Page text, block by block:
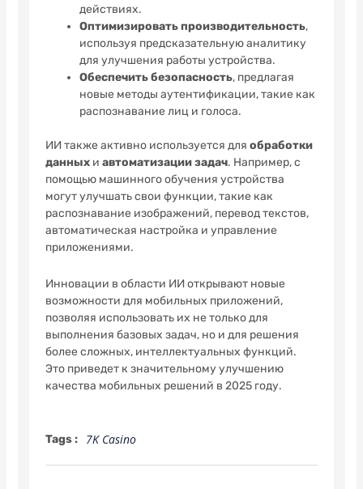
действиях.
Оптимизировать производительность,
используя предсказательную аналитику
для улучшения работы устройства.
Обеспечить безопасность, предлагая
новые методы аутентификации, такие как
распознавание лиц и голоса.
ИИ также активно используется для обработки
данныхи автоматизации задач. Например, с
помощью машинного обучения устройства
могут улучшать свои функции, такие как
распознавание изображений, перевод текстов,
автоматическая настройка и управление
приложениями.
Инновации в области ИИ открывают новые
возможности для мобильных приложений,
позволяя использовать их не только для
выполнения базовых задач, но и для решения
более сложных, интеллектуальных функций.
Это приведет к значительному улучшению
качества мобильных решений в 2025 году.
Tags : 7K Casino